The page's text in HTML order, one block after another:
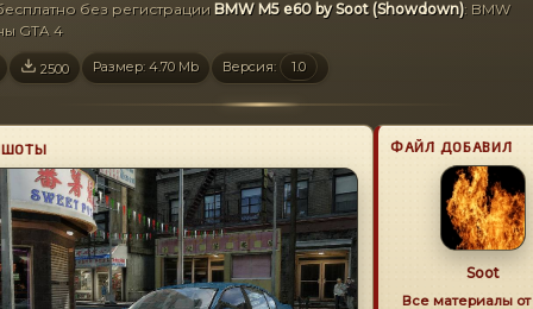
без регистрации BMW M5 e60 by Soot (Showdown): BMW
GTA 4
2500 Размер: 4.70 Mb Версия: 1.0
ФАЙЛ ДОБАВИЛ
Soot
Все материалы от